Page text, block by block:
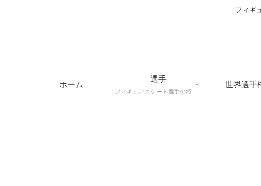
フィギ
ホーム
選手
フィギュアスケート選手の紹介（代表的な演技や特長、主な戦績）
世界選手